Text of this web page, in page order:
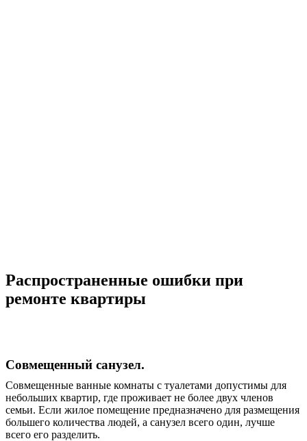
Распространенные ошибки при
ремонте квартиры
Совмещенный санузел.
Совмещенные ванные комнаты с туалетами допустимы для
небольших квартир, где проживает не более двух членов
семьи. Если жилое помещение предназначено для размещения
большего количества людей, а санузел всего один, лучше
всего его разделить.